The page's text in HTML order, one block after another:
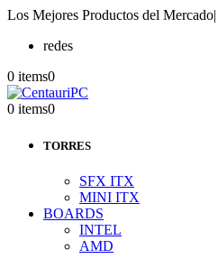
Los Mejores Productos del Mercado|
redes
0 items0
0 items0
TORRES
SFX ITX
MINI ITX
BOARDS
INTEL
AMD